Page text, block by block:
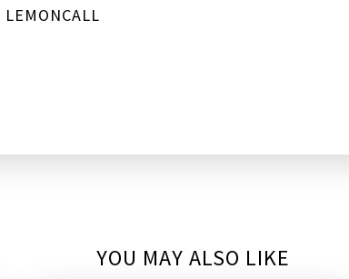
LEMONCALL
YOU MAY ALSO LIKE